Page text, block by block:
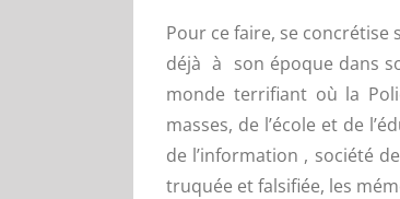
Pour ce faire, se concrétise
déjà à son époque dans
monde terrifiant où la
masses, de l’école et de
de l’information , société
truquée et falsifiée, les